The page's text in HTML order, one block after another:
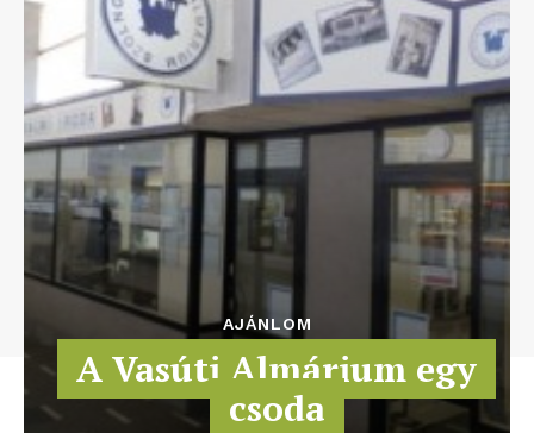
AJÁNLOM
A Vasúti Almárium egy
csoda